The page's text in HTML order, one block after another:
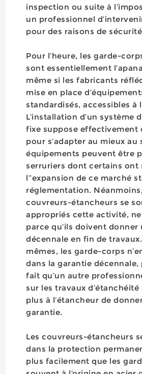
inspection ou suite à
un professionnel
pour des raisons de
Pour l’heure, les garde-
sont essentiellement
même si les fabricants
mise en place
standardisés, accessibles à
L’installation d’un système
fixe suppose effectivement
pour s’adapter au mieux au
équipements peuvent être
serruriers dont certains ont
l’’expansion de ce marché
réglementation.
couvreurs-étancheurs se
appropriés cette activité,
parce qu’ils doivent donner
décennale en fin de
mêmes, les garde-corps
dans la garantie décennale,
fait qu’un autre
sur les travaux
plus à l’étancheur de
garantie.
Les couvreurs-étancheurs
dans la protection
plus facilement que les